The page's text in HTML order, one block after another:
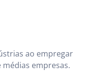
ao empregar
empresas.